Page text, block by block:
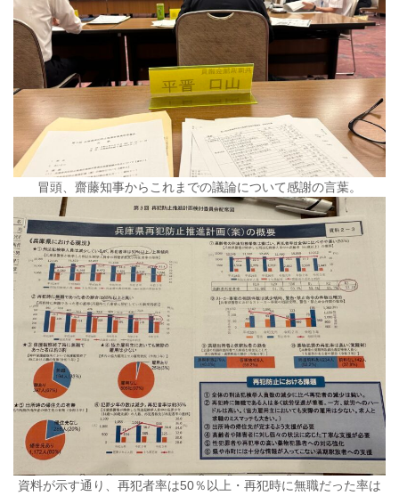
冒頭、齋藤知事からこれまでの議論について感謝の言葉。
資料が示す通り、再犯者率は50％以上・再犯時に無職だった率は